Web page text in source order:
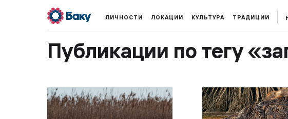
ЛИЧНОСТИ ЛОКАЦИИ КУЛЬТУРА ТРАДИЦИИ
Публикации по тегу